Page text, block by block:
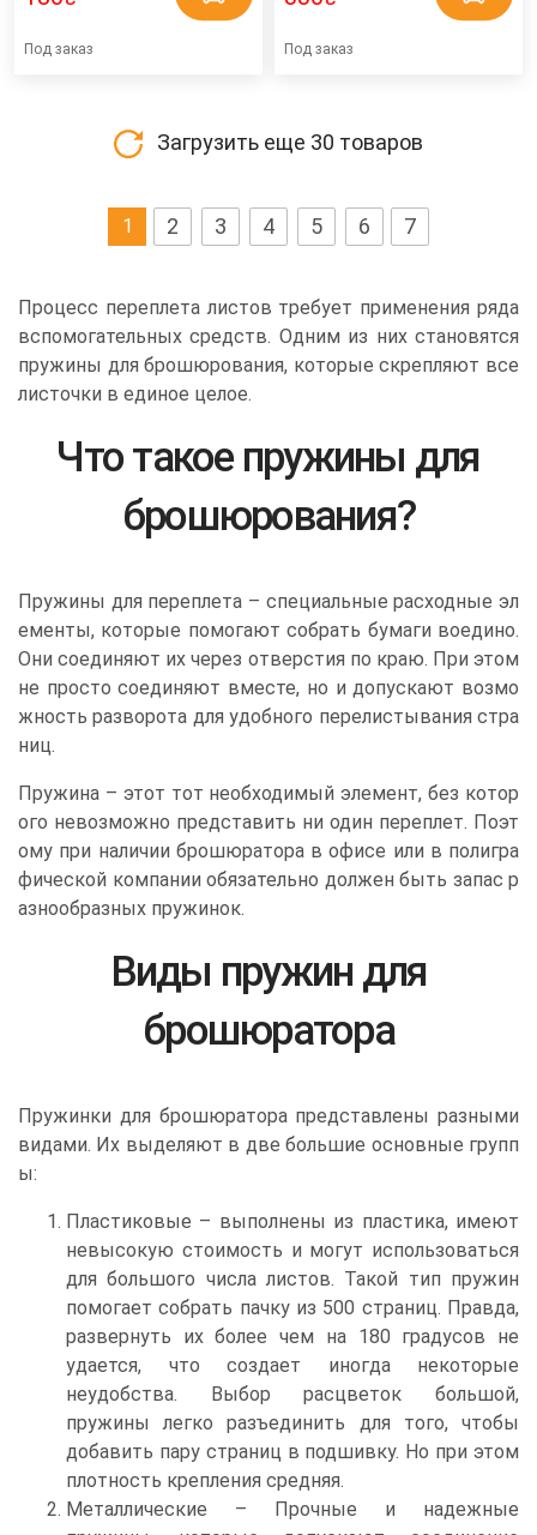
Под заказ Под заказ
Загрузить еще 30 товаров
1 2 3 4 5 6 7
Процесс переплета листов требует применения ряда
вспомогательных средств. Одним из них становятся
пружины для брошюрования, которые скрепляют все
листочки в единое целое.
Что такое пружины для
брошюрования?
Пружины для переплета – специальные расходные эл
ементы, которые помогают собрать бумаги воедино.
Они соединяют их через отверстия по краю. При этом
не просто соединяют вместе, но и допускают возмо
жность разворота для удобного перелистывания стра
ниц.
Пружина – этот тот необходимый элемент, без котор
ого невозможно представить ни один переплет. Поэт
ому при наличии брошюратора в офисе или в полигра
фической компании обязательно должен быть запас р
азнообразных пружинок.
Виды пружин для
брошюратора
Пружинки для брошюратора представлены разными
видами. Их выделяют в две большие основные групп
ы:
Пластиковые – выполнены из пластика, имеют
невысокую стоимость и могут использоваться
для большого числа листов. Такой тип пружин
помогает собрать пачку из 500 страниц. Правда,
развернуть их более чем на 180 градусов не
удается, что создает иногда некоторые
неудобства. Выбор расцветок большой,
пружины легко разъединить для того, чтобы
добавить пару страниц в подшивку. Но при этом
плотность крепления средняя.
Металлические – Прочные и надежные